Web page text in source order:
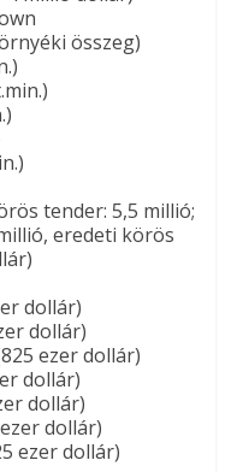
összeg)
tender: 5,5 millió;
eredeti körös
dollár)
dollár)
ezer dollár)
dollár)
dollár)
dollár)
ezer dollár)